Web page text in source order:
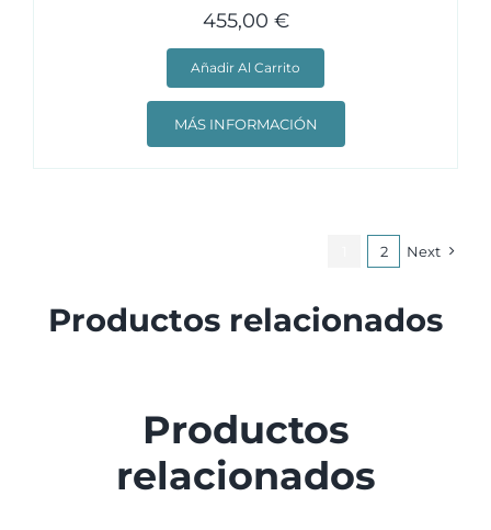
455,00 €
Añadir Al Carrito
MÁS INFORMACIÓN
2 Next
Productos relacionados
Productos
relacionados